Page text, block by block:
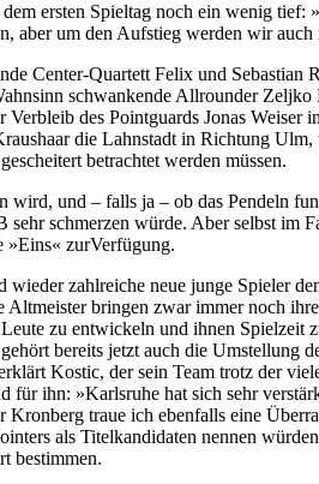
ersten Spieltag noch ein wenig
aber um den Aufstieg werden wir auch
Center-Quartett Felix und
schwankende Allrounder
des Pointguards Jonas Weiser
die Lahnstadt in Richtung
betrachtet werden müssen.
und – falls ja – ob das Pendeln
schmerzen würde. Aber selbst im
»Eins« zurVerfügung.
zahlreiche neue junge Spieler
bringen zwar immer noch
zu entwickeln und ihnen
bereits jetzt auch die Umstellung
Kostic, der sein Team trotz der
ihn: »Karlsruhe hat sich sehr
traue ich ebenfalls eine
als Titelkandidaten nennen
bestimmen.